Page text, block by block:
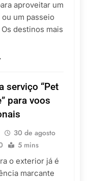
aproveitar um
um passeio
destinos mais
serviço “Pet
para voos
30 de agosto
5 mins
o exterior já é
marcante